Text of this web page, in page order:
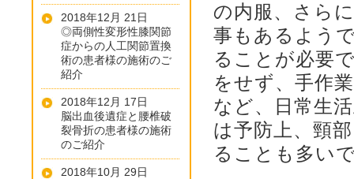
の内服、さら
事もあるよう
ることが必要
をせず、手作
など、日常生
は予防上、頸
ることも多い
2018年12月 21日
◎両側性変形性膝関節
症からの人工関節置換
術の患者様の施術のご
紹介
2018年12月 17日
脳出血後遺症と腰椎破
裂骨折の患者様の施術
のご紹介
2018年10月 29日